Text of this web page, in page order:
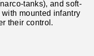
tanks), and soft-
mounted infantry
their control.